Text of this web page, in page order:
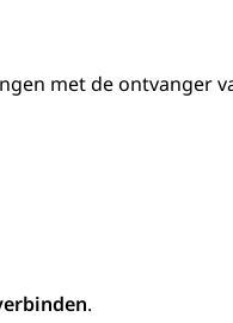
met de ontvanger
.